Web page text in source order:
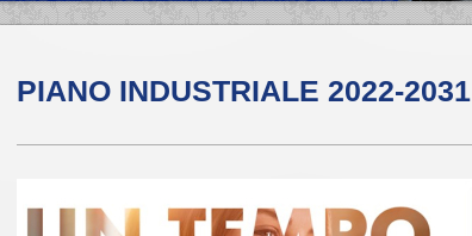
PIANO INDUSTRIALE 2022-2031